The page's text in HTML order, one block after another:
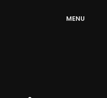
MENU